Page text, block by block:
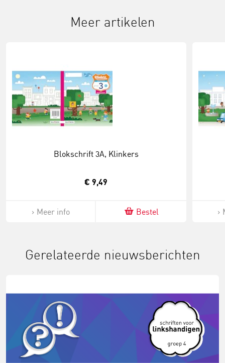
Meer artikelen
Blokschrift 3A, Klinkers
€ 9,49
Meer info Bestel
Gerelateerde nieuwsberichten